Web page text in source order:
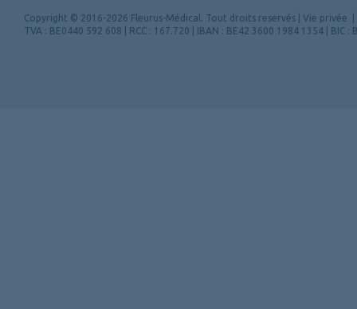
Copyright © 2016-2026 Fleurus-Médical. Tout droits reservés Vie privée
TVA : BE0440 592 608 | RCC : 167.720 | IBAN : BE42 3600 1984 1354 | BIC :